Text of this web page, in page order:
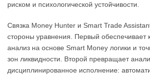
риском и психологической устойчивости.
Связка Money Hunter и Smart Trade
стороны уравнения. Первый обеспечивает
анализ на основе Smart Money логики и
зон ликвидности. Второй превращает
дисциплинированное исполнение: